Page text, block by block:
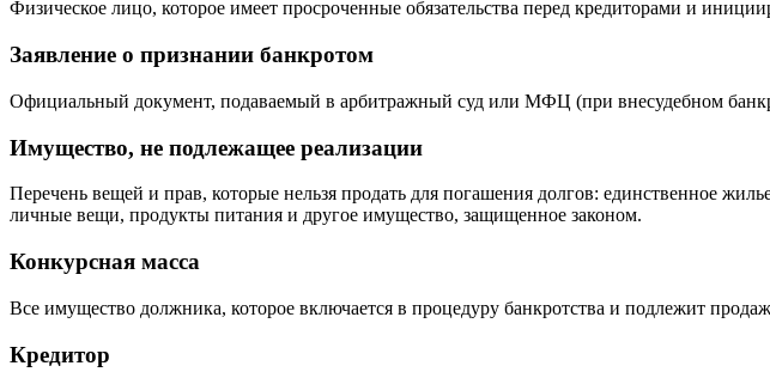
Физическое лицо, которое имеет просроченные обязательства перед кредиторами и
Заявление о признании банкротом
Официальный документ, подаваемый в арбитражный суд или МФЦ (при внесудебном
Имущество, не подлежащее реализации
Перечень вещей и прав, которые нельзя продать для погашения долгов: единственное
личные вещи, продукты питания и другое имущество, защищенное законом.
Конкурсная масса
Все имущество должника, которое включается в процедуру банкротства и подлежит
Кредитор